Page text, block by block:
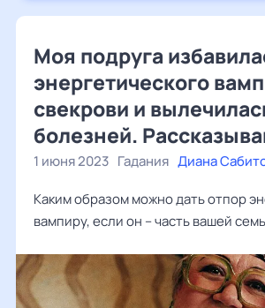
Моя подруга
энергетического
свекрови и
болезней.
1 июня 2023 Гадания Диана
Каким образом можно дать отпор
вампиру, если он – часть вашей